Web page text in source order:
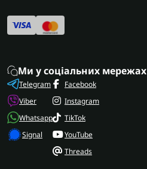
Ми у соціальних мережах
Telegram
Viber
Whatsapp
Signal
Facebook
Instagram
TikTok
YouTube
Threads